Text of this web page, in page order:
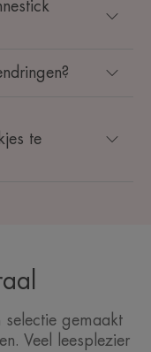
te
selectie gemaakt
Veel leesplezier